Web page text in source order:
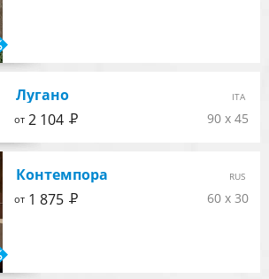
Лугано
90 x 45
ITA
от2 104 Р
Контемпора
60 x 30
RUS
от1 875 Р